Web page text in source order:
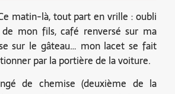
matin-là, tout part en vrille : oubli
mon fils, café renversé sur ma
sur le gâteau… mon lacet se fait
par la portière de la voiture.
de chemise (deuxième de la